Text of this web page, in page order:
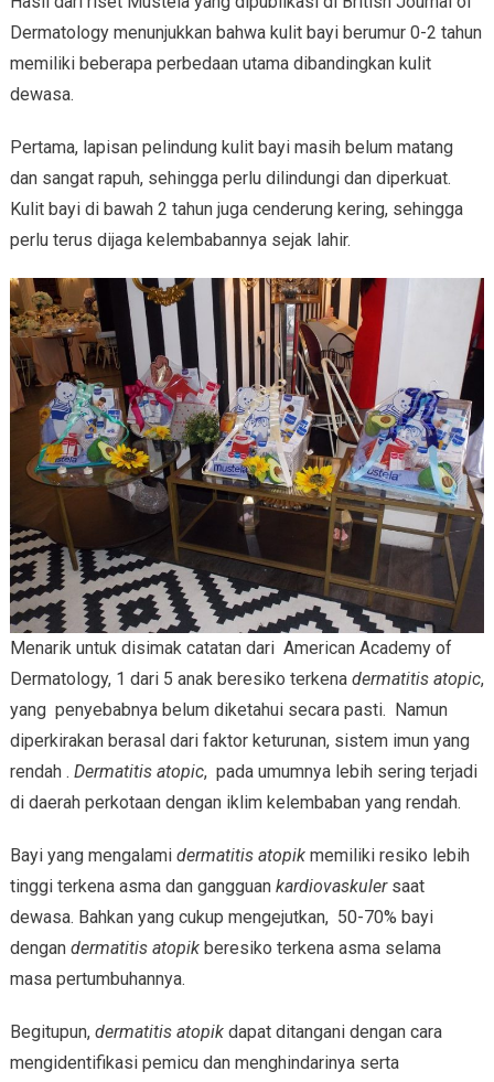
Dermatology menunjukkan bahwa kulit bayi berumur 0-2 tahun
memiliki beberapa perbedaan utama dibandingkan kulit
dewasa.
Pertama, lapisan pelindung kulit bayi masih belum matang
dan sangat rapuh, sehingga perlu dilindungi dan diperkuat.
Kulit bayi di bawah 2 tahun juga cenderung kering, sehingga
perlu terus dijaga kelembabannya sejak lahir.
Menarik untuk disimak catatan dari American Academy of
Dermatology, 1 dari 5 anak beresiko terkena dermatitis atopic,
yang penyebabnya belum diketahui secara pasti. Namun
diperkirakan berasal dari faktor keturunan, sistem imun yang
rendah . Dermatitis atopic, pada umumnya lebih sering terjadi
di daerah perkotaan dengan iklim kelembaban yang rendah.
Bayi yang mengalami dermatitis atopikmemiliki resiko lebih
tinggi terkena asma dan gangguan kardiovaskulersaat
dewasa. Bahkan yang cukup mengejutkan, 50-70% bayi
dengan dermatitis atopikberesiko terkena asma selama
masa pertumbuhannya.
Begitupun, dermatitis atopikdapat ditangani dengan cara
mengidentifikasi pemicu dan menghindarinya serta